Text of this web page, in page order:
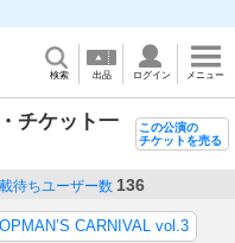
検索 出品 ログイン メニュー
チケット一
この公演の
チケットを売る
待ちユーザー数 136
CARNIVAL vol.3